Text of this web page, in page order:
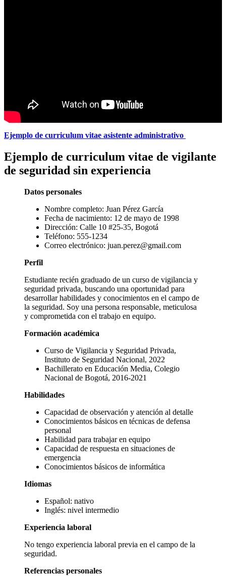
Ejemplo de curriculum vitae asistente administrativo
Ejemplo de curriculum vitae de vigilante
de seguridad sin experiencia
Datos personales
Nombre completo: Juan Pérez García
Fecha de nacimiento: 12 de mayo de 1998
Dirección: Calle 10 #25-35, Bogotá
Teléfono: 555-1234
Correo electrónico: juan.perez@gmail.com
Perfil
Estudiante recién graduado de un curso de vigilancia y
seguridad privada, buscando una oportunidad para
desarrollar habilidades y conocimientos en el campo de
la seguridad. Soy una persona responsable, meticulosa
y comprometida con el trabajo en equipo.
Formación académica
Curso de Vigilancia y Seguridad Privada,
Instituto de Seguridad Nacional, 2022
Bachillerato en Educación Media, Colegio
Nacional de Bogotá, 2016-2021
Habilidades
Capacidad de observación y atención al detalle
Conocimientos básicos en técnicas de defensa
personal
Habilidad para trabajar en equipo
Capacidad de respuesta en situaciones de
emergencia
Conocimientos básicos de informática
Idiomas
Español: nativo
Inglés: nivel intermedio
Experiencia laboral
No tengo experiencia laboral previa en el campo de la
seguridad.
Referencias personales